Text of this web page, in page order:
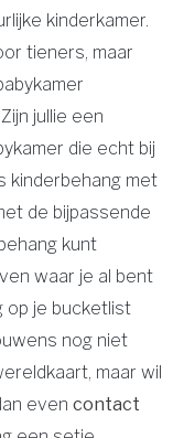
kinderkamer.
tieners, maar
jullie een
die echt bij
kinderbehang met
de bijpassende
kunt
waar je al bent
op je bucketlist
nog niet
maar wil
even contact